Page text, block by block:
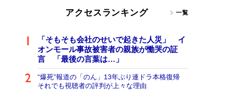
アクセスランキング 一覧
「そもそも会社のせいで起きた人災」 イ
オンモール事故被害者の親族が慟哭の証
言 「最後の言葉は…」
“爆死”報道の「のん」13年ぶり連ドラ本格復帰
それでも視聴者の評判が上々な理由